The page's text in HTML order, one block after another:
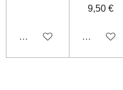
Désactivé
9,50 €
Désactivé